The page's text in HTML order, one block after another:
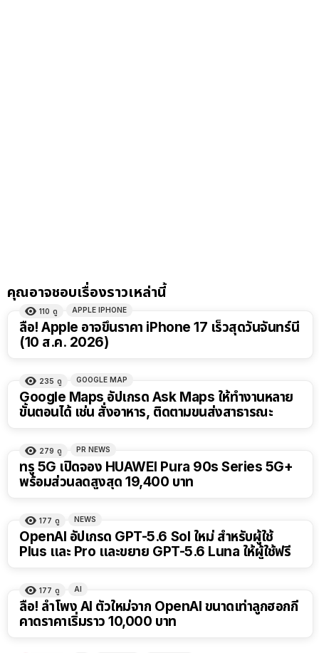
คุณอาจชอบเรื่องราวเหล่านี้
110 ดู APPLE IPHONE
ลือ! Apple อาจขึ้นราคา iPhone 17 เร็วสุดวันจันทร์นี้
(10 ส.ค. 2026)
235 ดู GOOGLE MAP
Google Maps อัปเกรด Ask Maps ให้ทำงานหลาย
ขั้นตอนได้ เช่น สั่งอาหาร, ติดตามขนส่งสาธารณะ
279 ดู PR NEWS
ทรู 5G เปิดจอง HUAWEI Pura 90s Series 5G+
พร้อมส่วนลดสูงสุด 19,400 บาท
177 ดู NEWS
OpenAI อัปเกรด GPT-5.6 Sol ใหม่ สำหรับผู้ใช้
Plus และ Pro และขยาย GPT-5.6 Luna ให้ผู้ใช้ฟรี
177 ดู AI
ลือ! ลำโพง AI ตัวใหม่จาก OpenAI ขนาดเท่าลูกฮอกกี้
คาดราคาเริ่มราว 10,000 บาท